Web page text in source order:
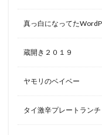
真っ白になってた
蔵開き２０１９
ヤモリのベイベー
タイ激辛プレートランチ